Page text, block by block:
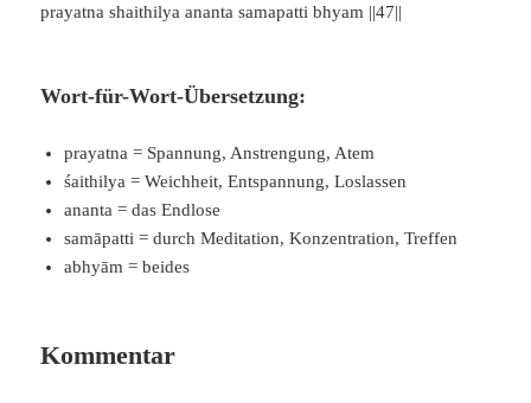
prayatna shaithilya ananta samapatti bhyam ||47||
Wort-für-Wort-Übersetzung:
prayatna = Spannung, Anstrengung, Atem
śaithilya = Weichheit, Entspannung, Loslassen
ananta = das Endlose
samāpatti = durch Meditation, Konzentration, Treffen
abhyām = beides
Kommentar